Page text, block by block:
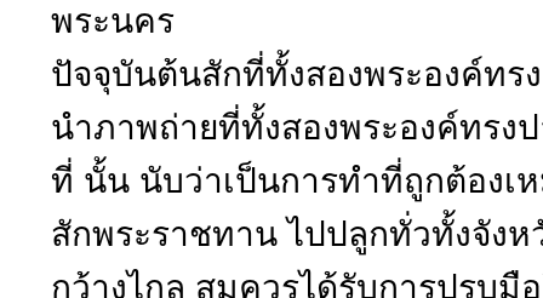
พระนคร
ปัจจุบันต้นสักที่ทั้งสองพระองค์ทร
นำภาพถ่ายที่ทั้งสองพระองค์ทร
ที่ นั้น นับว่าเป็นการทำที่ถูกต้องเ
สักพระราชทาน ไปปลูกทั่วทั้งจัง
กว้างไกล สมควรได้รับการปรบมื